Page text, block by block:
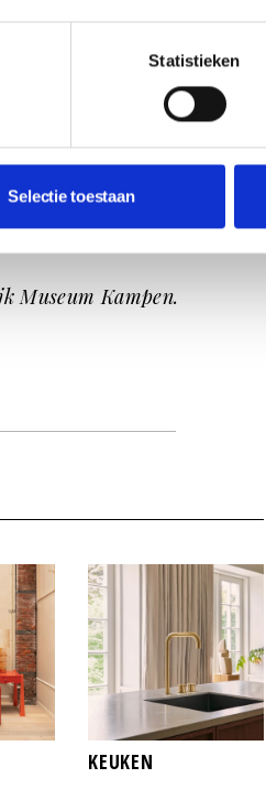
Statistieken
Selectie toestaan
zelf: het heeft een
je de museumshop
speciaal zijn ontworpen
t/m 9 januari 2022 te
Museum Kampen.
KEUKEN